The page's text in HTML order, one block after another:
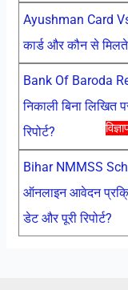
Ayushman Card
कार्ड और कौन से मिलते
Bank Of Baroda
निकाली बिना लिखित
रिपोर्ट?
Bihar NMMSS
ऑनलाइन आवेदन
डेट और पूरी रिपोर्ट?